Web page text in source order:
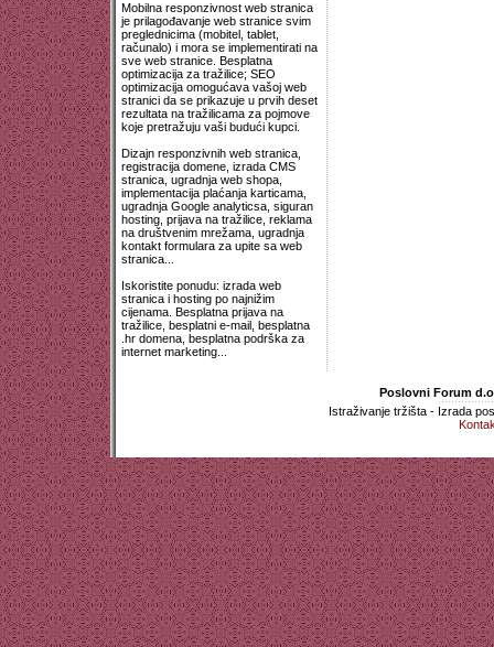
Mobilna responzivnost web stranica
je prilagođavanje web stranice svim
preglednicima (mobitel, tablet,
računalo) i mora se implementirati na
sve web stranice. Besplatna
optimizacija za tražilice; SEO
optimizacija omogućava vašoj web
stranici da se prikazuje u prvih deset
rezultata na tražilicama za pojmove
koje pretražuju vaši budući kupci.
Dizajn responzivnih web stranica,
registracija domene, izrada CMS
stranica, ugradnja web shopa,
implementacija plaćanja karticama,
ugradnja Google analyticsa, siguran
hosting, prijava na tražilice, reklama
na društvenim mrežama, ugradnja
kontakt formulara za upite sa web
stranica...
Iskoristite ponudu: izrada web
stranica i hosting po najnižim
cijenama. Besplatna prijava na
tražilice, besplatni e-mail, besplatna
.hr domena, besplatna podrška za
internet marketing...
Poslovni Forum
Istraživanje tržišta - Izrada